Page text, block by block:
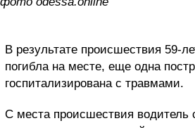
В результате происшествия 59-
погибла на месте, еще одна
госпитализирована с травмами.
С места происшествия водитель